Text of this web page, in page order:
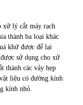
xử lý cắt máy rạch
thành ba loại khác
khứ được để lại
sử dụng cho xử
thành các vảy hẹp
liệu có đường kính
kính nhỏ.